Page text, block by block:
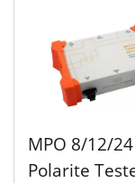
MPO 8/12/
Polarite